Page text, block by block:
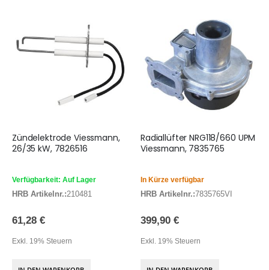
Zündelektrode Viessmann,
26/35 kW, 7826516
Verfügbarkeit: Auf Lager
HRB Artikelnr.:210481
61,28 €
Exkl. 19% Steuern
Radiallüfter NRG118/660 UPM
Viessmann, 7835765
In Kürze verfügbar
HRB Artikelnr.:7835765VI
399,90 €
Exkl. 19% Steuern